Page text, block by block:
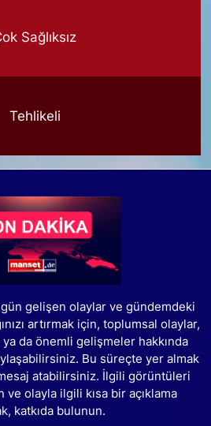
Sağlıksız
Tehlikeli
gelişen olaylar ve gündemdeki
artırmak için, toplumsal olaylar,
da önemli gelişmeler hakkında
Bu süreçte yer almak
atabilirsiniz. İlgili görüntüleri
ve olayla ilgili kısa bir açıklama
katkıda bulunun.